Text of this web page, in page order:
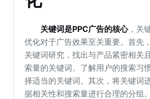
关键词是PPC广告的核心，关
优化对于广告效果至关重要。首先
关键词研究，找出与产品紧密相关
索量的关键词。了解用户的搜索习
择适当的关键词。其次，将关键词
据相关性和搜索量进行合理的分组